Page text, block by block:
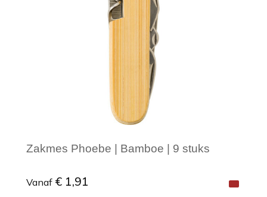
Zakmes Phoebe | Bamboe | 9 stuks
Vanaf € 1,91